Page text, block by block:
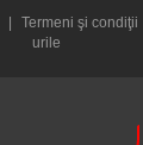
| Termeni şi condiţii
urile